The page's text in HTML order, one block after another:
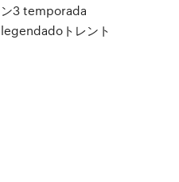
ン3 temporada
legendadoトレント